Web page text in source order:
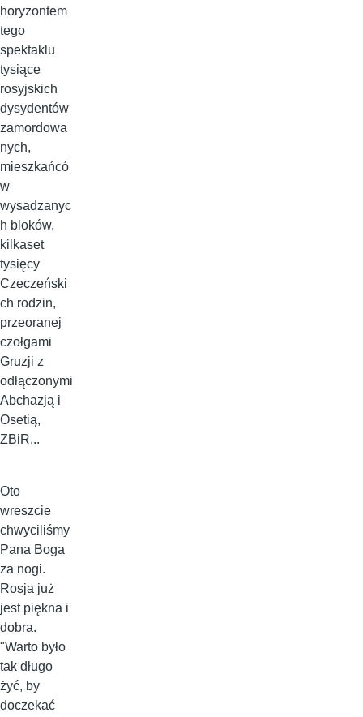
horyzontem
tego
spektaklu
tysiące
rosyjskich
dysydentów
zamordowa
nych,
mieszkańcó
w
wysadzanyc
h bloków,
kilkaset
tysięcy
Czeczeński
ch rodzin,
przeoranej
czołgami
Gruzji z
odłączonymi
Abchazją i
Osetią,
ZBiR...
Oto
wreszcie
chwyciliśmy
Pana Boga
za nogi.
Rosja już
jest piękna i
dobra.
"Warto było
tak długo
żyć, by
doczekać